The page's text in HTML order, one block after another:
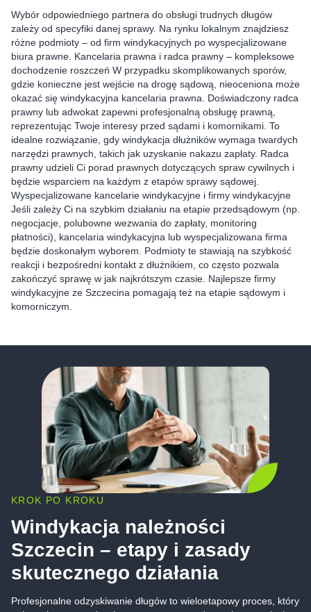
Wybór odpowiedniego partnera do obsługi trudnych długów
zależy od specyfiki danej sprawy. Na rynku lokalnym znajdziesz
różne podmioty – od firm windykacyjnych po wyspecjalizowane
biura prawne. Kancelaria prawna i radca prawny – kompleksowe
dochodzenie roszczeń W przypadku skomplikowanych sporów,
gdzie konieczne jest wejście na drogę sądową, nieoceniona może
okazać się windykacyjna kancelaria prawna. Doświadczony radca
prawny lub adwokat zapewni profesjonalną obsługę prawną,
reprezentując Twoje interesy przed sądami i komornikami. To
idealne rozwiązanie, gdy windykacja dłużników wymaga twardych
narzędzi prawnych, takich jak uzyskanie nakazu zapłaty. Radca
prawny udzieli Ci porad prawnych dotyczących spraw cywilnych i
będzie wsparciem na każdym z etapów sprawy sądowej.
Wyspecjalizowane kancelarie windykacyjne i firmy windykacyjne
Jeśli zależy Ci na szybkim działaniu na etapie przedsądowym (np.
negocjacje, polubowne wezwania do zapłaty, monitoring
płatności), kancelaria windykacyjna lub wyspecjalizowana firma
będzie doskonałym wyborem. Podmioty te stawiają na szybkość
reakcji i bezpośredni kontakt z dłużnikiem, co często pozwala
zakończyć sprawę w jak najkrótszym czasie. Najlepsze firmy
windykacyjne ze Szczecina pomagają też na etapie sądowym i
komorniczym.
KROK PO KROKU
Windykacja należności
Szczecin – etapy i zasady
skutecznego działania
Profesjonalne odzyskiwanie długów to wieloetapowy proces, który